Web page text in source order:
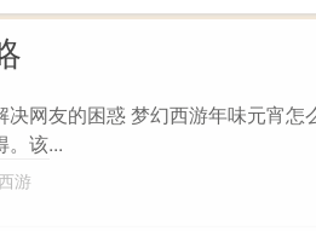
决网友的困惑 梦幻西游年味元宵怎
。该...
游